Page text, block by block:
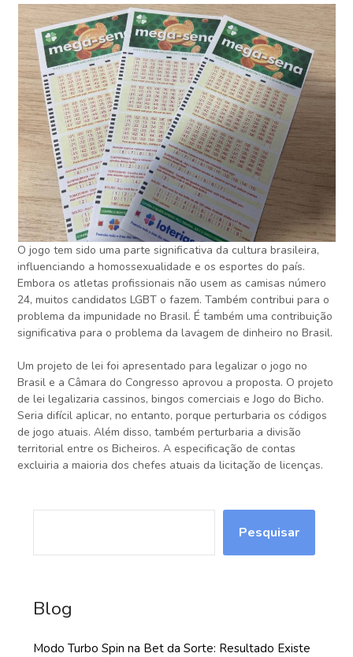
O jogo tem sido uma parte significativa da cultura brasileira,
influenciando a homossexualidade e os esportes do país.
Embora os atletas profissionais não usem as camisas número
24, muitos candidatos LGBT o fazem. Também contribui para o
problema da impunidade no Brasil. É também uma contribuição
significativa para o problema da lavagem de dinheiro no Brasil.
Um projeto de lei foi apresentado para legalizar o jogo no
Brasil e a Câmara do Congresso aprovou a proposta. O projeto
de lei legalizaria cassinos, bingos comerciais e Jogo do Bicho.
Seria difícil aplicar, no entanto, porque perturbaria os códigos
de jogo atuais. Além disso, também perturbaria a divisão
territorial entre os Bicheiros. A especificação de contas
excluiria a maioria dos chefes atuais da licitação de licenças.
Pesquisar
Blog
Modo Turbo Spin na Bet da Sorte: Resultado Existe